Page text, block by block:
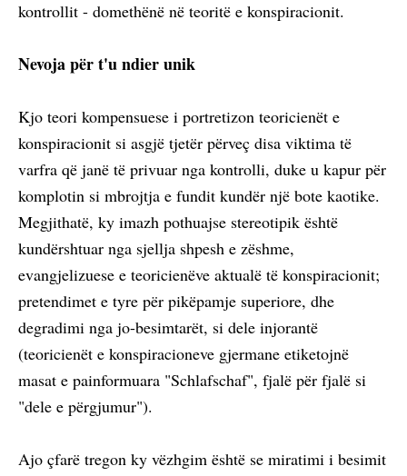
kontrollit - domethënë në teoritë e konspiracionit.
Nevoja për t'u ndier unik
Kjo teori kompensuese i portretizon teoricienët e
konspiracionit si asgjë tjetër përveç disa viktima të
varfra që janë të privuar nga kontrolli, duke u kapur për
komplotin si mbrojtja e fundit kundër një bote kaotike.
Megjithatë, ky imazh pothuajse stereotipik është
kundërshtuar nga sjellja shpesh e zëshme,
evangjelizuese e teoricienëve aktualë të konspiracionit;
pretendimet e tyre për pikëpamje superiore, dhe
degradimi nga jo-besimtarët, si dele injorantë
(teoricienët e konspiracioneve gjermane etiketojnë
masat e painformuara "Schlafschaf", fjalë për fjalë si
"dele e përgjumur").
Ajo çfarë tregon ky vëzhgim është se miratimi i besimit